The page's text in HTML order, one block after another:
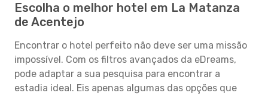
Escolha o melhor hotel em La Matanza
de Acentejo
Encontrar o hotel perfeito não deve ser uma missão
impossível. Com os filtros avançados da eDreams,
pode adaptar a sua pesquisa para encontrar a
estadia ideal. Eis apenas algumas das opções que